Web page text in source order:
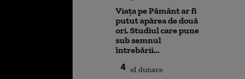
Viața pe Pământ ar fi
putut apărea de două
ori. Studiul care pune
sub semnul
întrebării...
4